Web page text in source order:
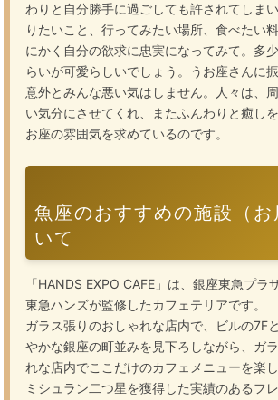
わりと自分勝手に過ごしても許されてしま
りたいこと、行ってみたい場所、食べたい
にかく自分の欲求に忠実になってみて。多
らいが可愛らしいでしょう。うお座さんに
意外とみんな悪い気はしません。人々は、
い気分にさせてくれ、またふんわりと癒し
お座の雰囲気を求めているのです。
魚座のおすすめの施設（お
いて
「HANDS EXPO CAFE」は、銀座東急プラ
東急ハンズが監修したカフェテリアです。
ガラス張りのおしゃれな店内で、ビルの7F
やかな銀座の町並みを見下ろしながら、ガ
れな店内でここだけのカフェメニューを楽し
ミシュラン二つ星を獲得した実績のあるフ